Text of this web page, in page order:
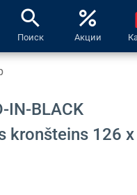
search
Поиск
percent
Акции
IN-BLACK
kronšteins 126